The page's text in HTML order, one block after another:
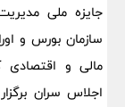
جایزه ملی
سازمان بورس و
مالی و اقتصادی
اجلاس سران